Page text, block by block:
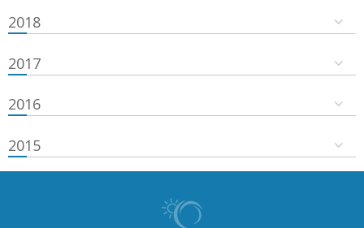
2018
2017
2016
2015